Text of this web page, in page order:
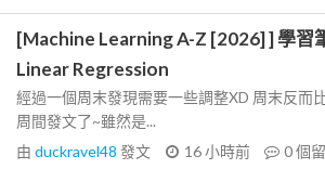
[Machine Learning A-Z [2026] ] 學習
Linear Regression
經過一個周末發現需要一些調整XD 周末反而
周間發文了~雖然是...
由 duckravel48 發文 16 小時前 0個